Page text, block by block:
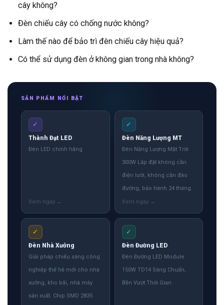
cây không?
Đèn chiếu cây có chống nước không?
Làm thế nào để bảo trì đèn chiếu cây hiệu quả?
Có thể sử dụng đèn ở không gian trong nhà không?
SẢN PHẨM NỔI BẬT
✓
Thành Đạt LED
Đèn LED chính hãng
✓
Đèn Năng Lượng MT
Đèn Năng Lượng Mặt Trời
300W Lắp đặt không cần
điện lưới, không cần đào
đường, bảo hành 24 tháng.
✓
Đèn Nhà Xưởng
Giải pháp chiếu sáng công
nghiệp thế hệ mới cho nhà
xưởng, kho bãi, nhà máy
sản xuất. Chip SMD 2835
✓
Đèn Đường LED
Đèn Đường LED Module
150W TD14 Sáng Chuẩn,
Bền Vượt Thời Gian